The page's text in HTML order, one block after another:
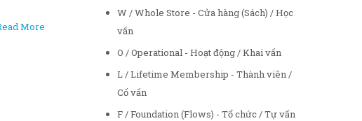
More
W / Whole Store - Cửa hàng (Sách) / Học
vấn
O / Operational - Hoạt động / Khai vấn
L / Lifetime Membership - Thành viên /
Cố vấn
F / Foundation (Flows) - Tổ chức / Tự vấn